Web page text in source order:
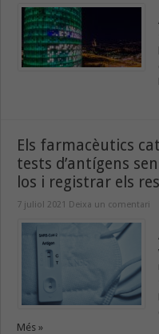
Els farmacèutics
tests d’antígens
los i registrar els
7 juliol 2021 Deixa un comentari
Més »